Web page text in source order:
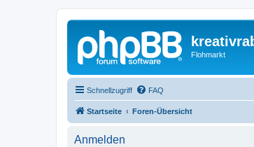
Flohmarkt
Schnellzugriff FAQ
Startseite Foren-Übersicht
Anmelden